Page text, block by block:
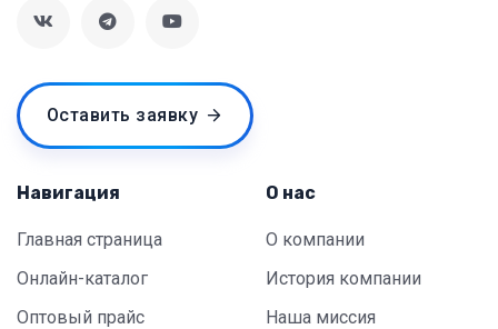
Оставить заявку
Навигация
Главная страница
Онлайн-каталог
Оптовый прайс
О нас
О компании
История компании
Наша миссия